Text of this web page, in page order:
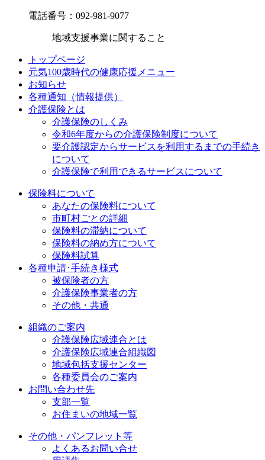
電話番号： 092-981-9077
地域支援事業に関すること
トップページ
元気100歳時代の健康応援メニュー
お知らせ
各種通知（情報提供）
介護保険とは
介護保険のしくみ
令和6年度からの介護保険制度について
要介護認定からサービスを利用するまでの⼿続き
について
介護保険で利用できるサービスについて
保険料について
あなたの保険料について
市町村ごとの詳細
保険料の滞納について
保険料の納め方について
保険料試算
各種申請･手続き様式
被保険者の方
介護保険事業者の方
その他・共通
組織のご案内
介護保険広域連合とは
介護保険広域連合組織図
地域包括支援センター
各種委員会のご案内
お問い合わせ先
支部一覧
お住まいの地域一覧
その他・パンフレット等
よくあるお問い合せ